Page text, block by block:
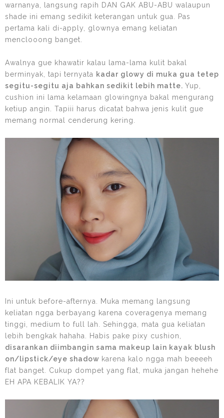
warnanya, langsung rapih DAN GAK ABU-ABU walaupun
shade ini emang sedikit keterangan untuk gua. Pas
pertama kali di-apply, glownya emang keliatan
menclooong banget.
Awalnya gue khawatir kalau lama-lama kulit bakal
berminyak, tapi ternyata kadar glowy di muka gua tetep
segitu-segitu aja bahkan sedikit lebih matte. Yup,
cushion ini lama kelamaan glowingnya bakal mengurang
ketiup angin. Tapiii harus dicatat bahwa jenis kulit gue
memang normal cenderung kering.
Ini untuk before-afternya. Muka memang langsung
keliatan ngga berbayang karena coveragenya memang
tinggi, medium to full lah. Sehingga, mata gua keliatan
lebih bengkak hahaha. Habis pake pixy cushion,
disarankan diimbangin sama makeup lain kayak blush
on/lipstick/eye shadow karena kalo ngga mah beeeeh
flat banget. Cukup dompet yang flat, muka jangan hehehe
EH APA KEBALIK YA??